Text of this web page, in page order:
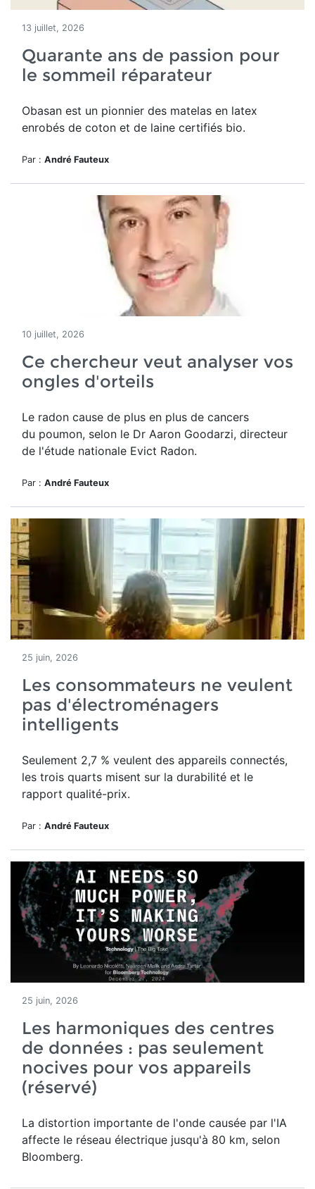
13 juillet, 2026
Quarante ans de passion pour
le sommeil réparateur
Obasan est un pionnier des matelas en latex
enrobés de coton et de laine certifiés bio.
Par : André Fauteux
10 juillet, 2026
Ce chercheur veut analyser vos
ongles d'orteils
Le radon cause de plus en plus de cancers
du poumon, selon le Dr Aaron Goodarzi, directeur
de l'étude nationale Evict Radon.
Par : André Fauteux
25 juin, 2026
Les consommateurs ne veulent
pas d'électroménagers
intelligents
Seulement 2,7 % veulent des appareils connectés,
les trois quarts misent sur la durabilité et le
rapport qualité-prix.
Par : André Fauteux
25 juin, 2026
Les harmoniques des centres
de données : pas seulement
nocives pour vos appareils
(réservé)
La distortion importante de l'onde causée par l'IA
affecte le réseau électrique jusqu'à 80 km, selon
Bloomberg.